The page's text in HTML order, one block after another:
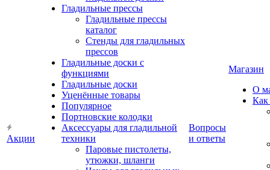
Акции
Гладильные прессы
Гладильные прессы
каталог
Стенды для гладильных
прессов
Гладильные доски с
функциями
Гладильные доски
Уценённые товары
Популярное
Портновские колодки
Аксессуары для гладильной
техники
Паровые пистолеты,
утюжки, шланги
Вопросы
и ответы
Магазин
О
Как